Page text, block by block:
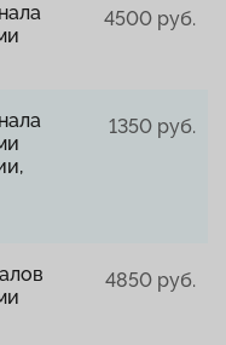
4500 руб.
1350 руб.
4850 руб.